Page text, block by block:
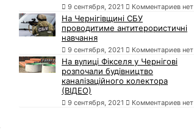
9 сентября, 2021 Комментариев нет
На Чернігівщині СБУ
проводитиме антитерористичні
навчання
9 сентября, 2021 Комментариев нет
На вулиці Фікселя у Чернігові
розпочали будівництво
каналізаційного колектора
(ВІДЕО)
9 сентября, 2021 Комментариев нет